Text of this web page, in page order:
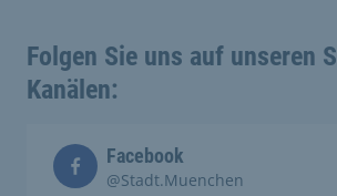
Folgen Sie uns auf unseren
Kanälen:
Facebook
@Stadt.Muenchen